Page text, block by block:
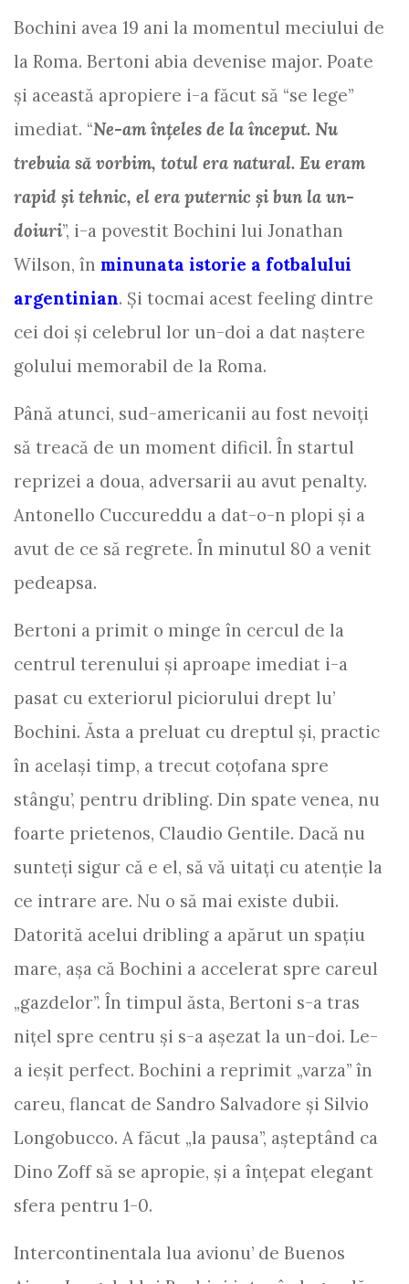
Bochini avea 19 ani la momentul meciului de
la Roma. Bertoni abia devenise major. Poate
şi această apropiere i-a făcut să “se lege”
imediat. “Ne-am înţeles de la început. Nu
trebuia să vorbim, totul era natural. Eu eram
rapid şi tehnic, el era puternic şi bun la un-
doiuri”, i-a povestit Bochini lui Jonathan
Wilson, în minunata istorie a fotbalului
argentinian. Şi tocmai acest feeling dintre
cei doi şi celebrul lor un-doi a dat naştere
golului memorabil de la Roma.
Până atunci, sud-americanii au fost nevoiţi
să treacă de un moment dificil. În startul
reprizei a doua, adversarii au avut penalty.
Antonello Cuccureddu a dat-o-n plopi şi a
avut de ce să regrete. În minutul 80 a venit
pedeapsa.
Bertoni a primit o minge în cercul de la
centrul terenului şi aproape imediat i-a
pasat cu exteriorul piciorului drept lu’
Bochini. Ăsta a preluat cu dreptul şi, practic
în acelaşi timp, a trecut coţofana spre
stângu’, pentru dribling. Din spate venea, nu
foarte prietenos, Claudio Gentile. Dacă nu
sunteţi sigur că e el, să vă uitaţi cu atenţie la
ce intrare are. Nu o să mai existe dubii.
Datorită acelui dribling a apărut un spaţiu
mare, aşa că Bochini a accelerat spre careul
„gazdelor”. În timpul ăsta, Bertoni s-a tras
niţel spre centru şi s-a aşezat la un-doi. Le-
a ieşit perfect. Bochini a reprimit „varza” în
careu, flancat de Sandro Salvadore şi Silvio
Longobucco. A făcut „la pausa”, aşteptând ca
Dino Zoff să se apropie, şi a înţepat elegant
sfera pentru 1-0.
Intercontinentala lua avionu’ de Buenos